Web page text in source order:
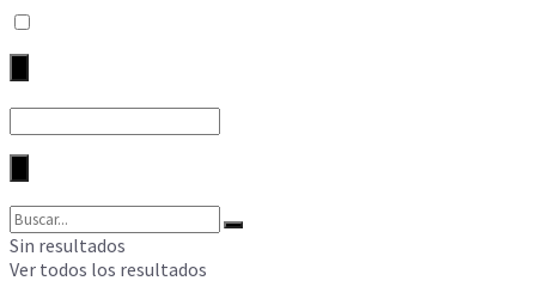
Sin resultados
Ver todos los resultados